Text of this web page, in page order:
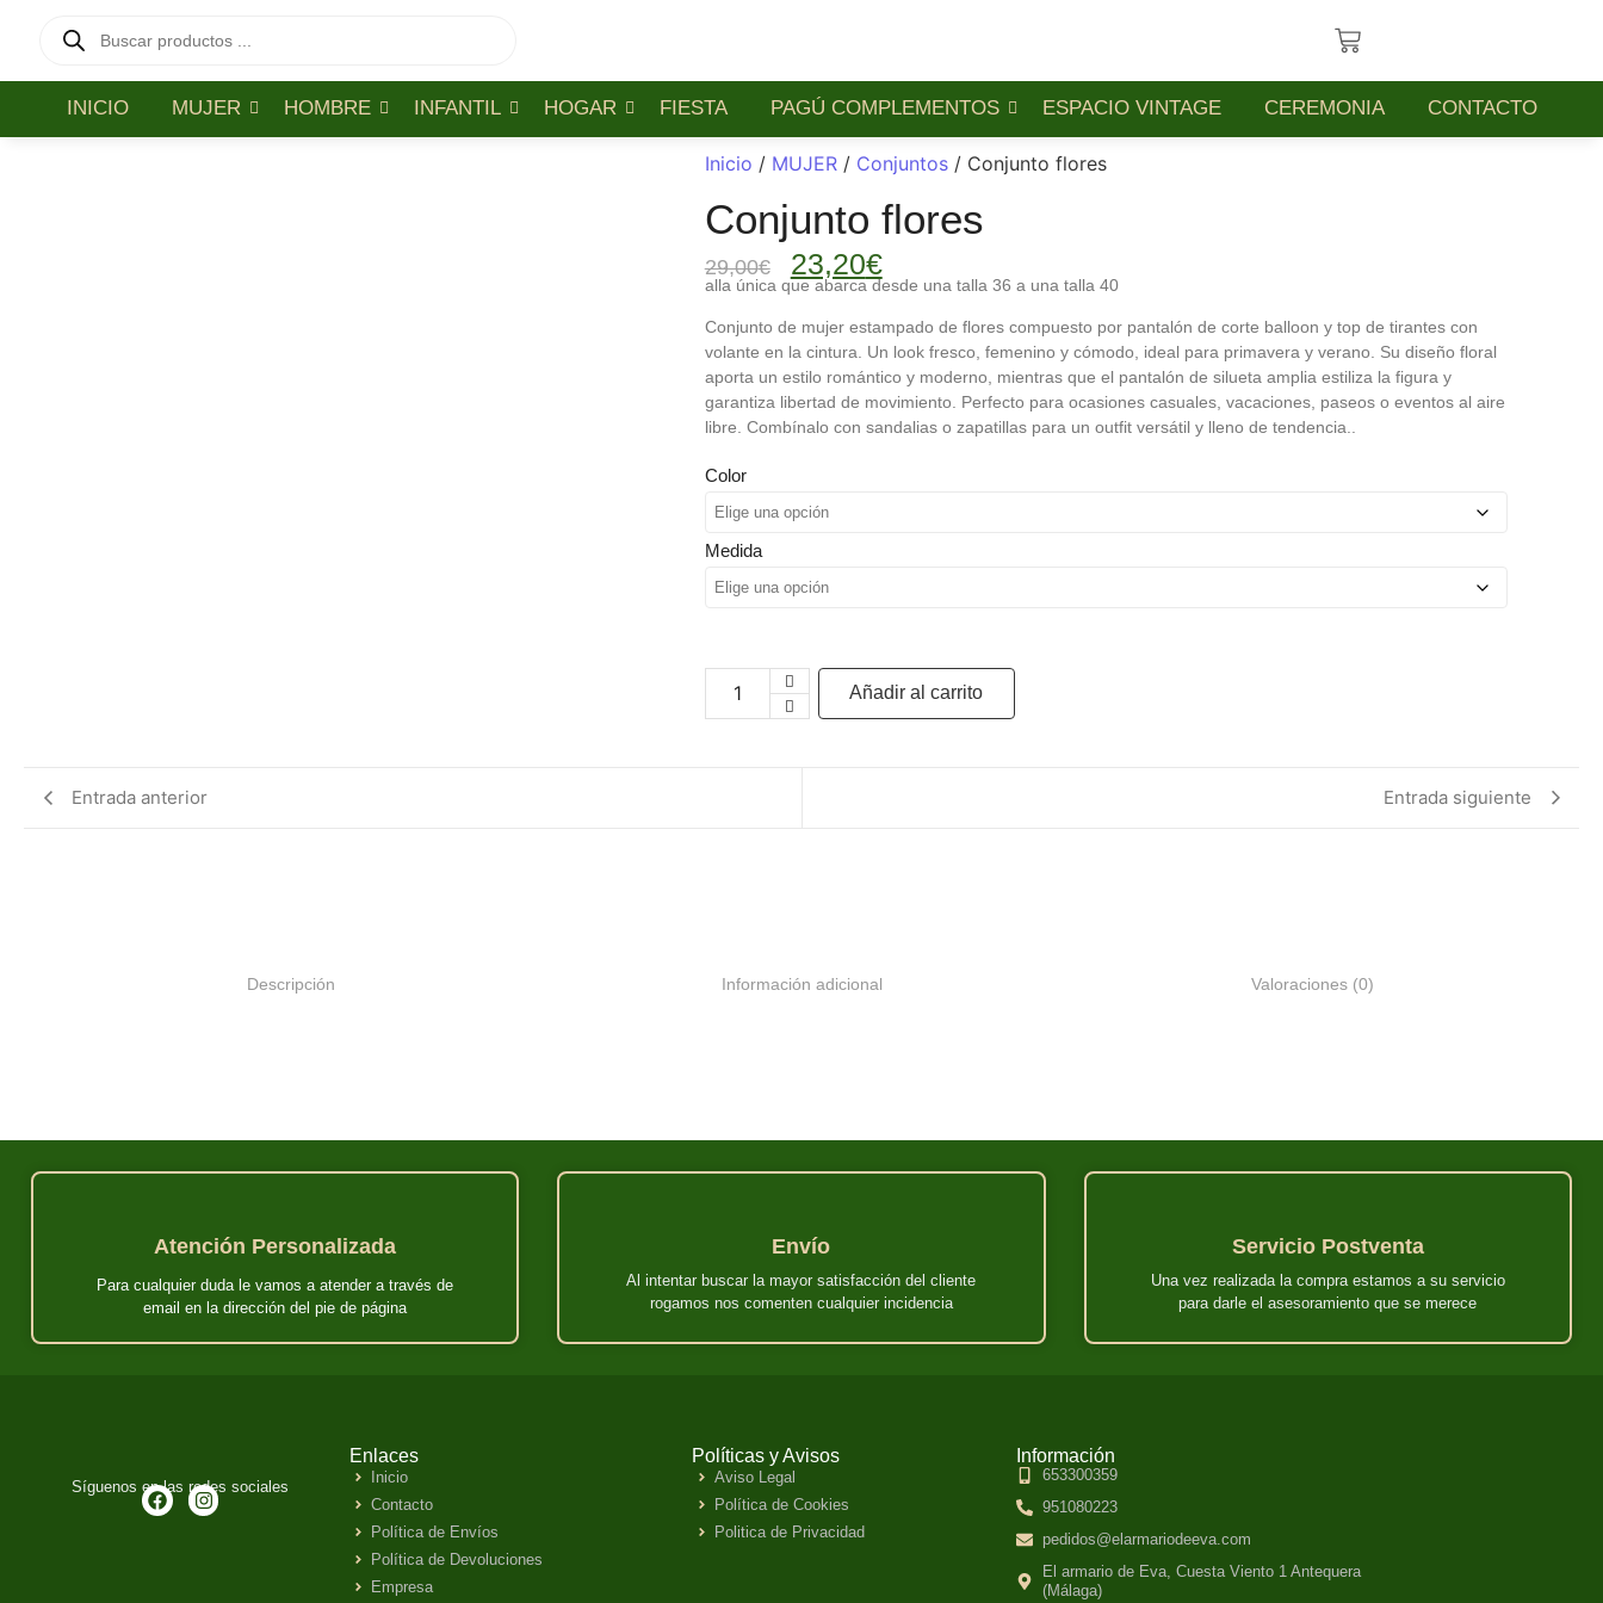
INICIO MUJER HOMBRE INFANTIL HOGAR FIESTA PAGÚ COMPLEMENTOS ESPACIO VINTAGE CEREMONIA CONTACTO
Inicio / MUJER/ Conjuntos/ Conjunto flores
Conjunto flores
29,00€ 23,20€
alla única que abarca desde una talla 36 a una talla 40
Conjunto de mujer estampado de flores compuesto por pantalón de corte balloon y top de tirantes con
volante en la cintura. Un look fresco, femenino y cómodo, ideal para primavera y verano. Su diseño floral
aporta un estilo romántico y moderno, mientras que el pantalón de silueta amplia estiliza la figura y
garantiza libertad de movimiento. Perfecto para ocasiones casuales, vacaciones, paseos o eventos al aire
libre. Combínalo con sandalias o zapatillas para un outfit versátil y lleno de tendencia..
Color
Medida
Añadir al carrito
Entrada anterior Entrada siguiente
Descripción Información adicional Valoraciones (0)
Atención Personalizada
Para cualquier duda le vamos a atender a través de
email en la dirección del pie de página
Envío
Al intentar buscar la mayor satisfacción del cliente
rogamos nos comenten cualquier incidencia
Servicio Postventa
Una vez realizada la compra estamos a su servicio
para darle el asesoramiento que se merece
Síguenos en las redes sociales
Enlaces
Inicio
Contacto
Política de Envíos
Política de Devoluciones
Empresa
Políticas y Avisos
Aviso Legal
Política de Cookies
Politica de Privacidad
Información
653300359
951080223
pedidos@elarmariodeeva.com
El armario de Eva, Cuesta Viento 1 Antequera
(Málaga)